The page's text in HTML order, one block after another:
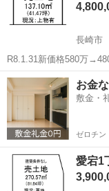
長崎市
R8.1.31新価格580万
眺望良好です♪堀車庫1台
長崎 長崎市 土
お金
敷金・
ゼロチン
愛宕